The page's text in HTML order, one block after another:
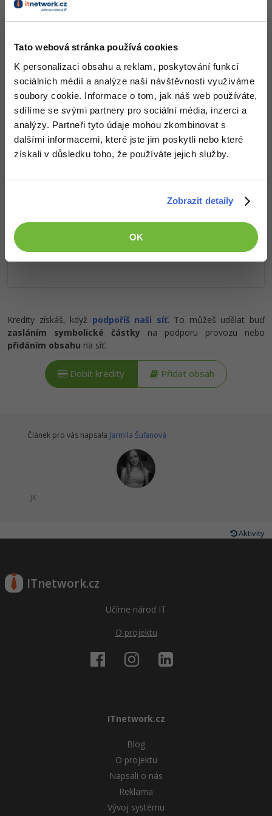
Tato webová stránka používá cookies
K personalizaci obsahu a reklam, poskytování funkcí
sociálních médií a analýze naší návštěvnosti využíváme
soubory cookie. Informace o tom, jak náš web používáte,
sdílíme se svými partnery pro sociální média, inzerci a
analýzy. Partneři tyto údaje mohou zkombinovat s
dalšími informacemi, které jste jim poskytli nebo které
získali v důsledku toho, že používáte jejich služby.
Zobrazit detaily
OK
Photoshop
Adobe Illustrator
Adobe Lightroom -30%
Adobe XD -15%
Adobe InDesign -25%
Adobe After Effects
Blender -80%
-80%
Fórum
Blog
Kvalitní znalostiv oblasti IT.
Dovednosti, které ti pomohou získat vysněnou a
dobře placenou práci.
Požadovaný článek má následující obsah:
Hromadné korespondence MS Word. Příklady
jsou seřazeny podle obtížnosti.
Kredity získáš, když podpoříš naši síť. To můžeš udělat buď
zasláním symbolické částky na podporu provozu nebo
přidáním obsahu na síť.
Dobít kredity Přidat obsah
Článek pro vás napsala Jarmila Šuľanová
JK
Aktivity
ITnetwork.cz
Učíme národ IT
O projektu
ITnetwork.cz
Blog
O projektu
Napsali o nás
Reklama
Vývoj systému